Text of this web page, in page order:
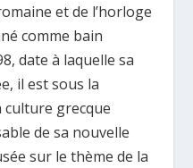
et de l’horloge
comme bain
date à laquelle sa
il est sous la
culture grecque
de sa nouvelle
sur le thème de la